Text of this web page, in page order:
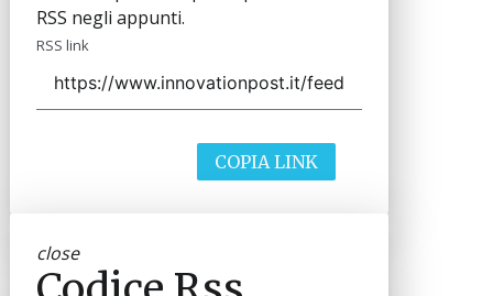
RSS negli appunti.
RSS link
COPIA LINK
close